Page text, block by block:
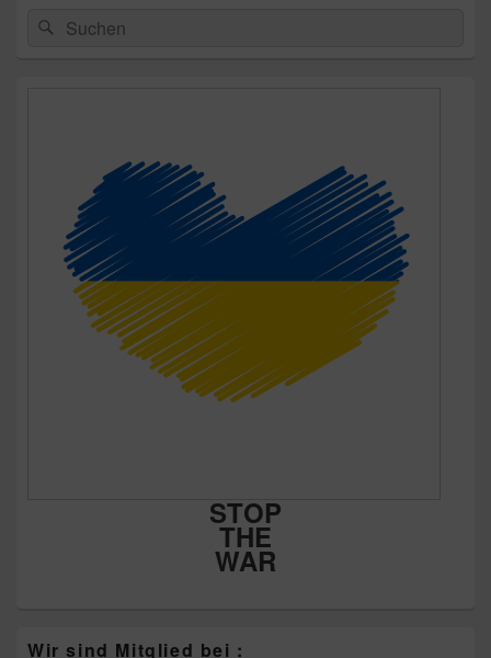
Seitenleisten-
Suchen
nach:
Suchen
STOP
THE
WAR
Wir sind Mitglied bei :